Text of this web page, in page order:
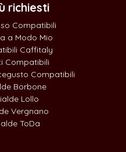
richiesti
Compatibili
a Modo Mio
Caffitaly
Compatibili
Compatibili
Borbone
Lollo
Vergnano
ToDa